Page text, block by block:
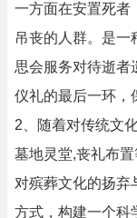
一方面在安置死者
吊丧的人群。是一
思会服务对待逝者
仪礼的最后一环，
2、随着对传统文
墓地灵堂,丧礼布
对殡葬文化的扬弃
方式，构建一个科